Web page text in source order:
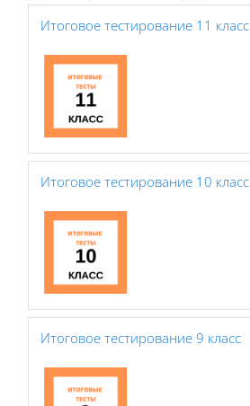
Итоговое тестирование 11 класс
Итоговое тестирование 10 класс
Итоговое тестирование 9 класс